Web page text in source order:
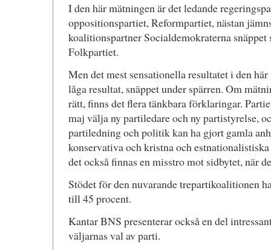
I den här mätningen är det ledande
oppositionspartiet, Reformpartiet, nästan
koalitionspartner Socialdemokraterna
Folkpartiet.
Men det mest sensationella resultatet i den
låga resultat, snäppet under spärren. Om
rätt, finns det flera tänkbara förklaringar.
maj välja ny partiledare och ny partistyrelse,
partiledning och politik kan ha gjort gamla
konservativa och kristna och
det också finnas en misstro mot sidbytet, när
Stödet för den nuvarande trepartikoalitionen
till 45 procent.
Kantar BNS presenterar också en del
väljarnas val av parti.